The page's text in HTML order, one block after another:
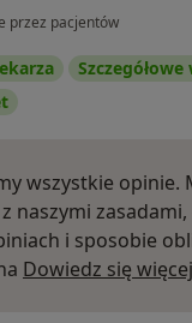
przez pacjentów
wszystkie opinie.
naszymi
i sposobie
Dowiedz się więcej